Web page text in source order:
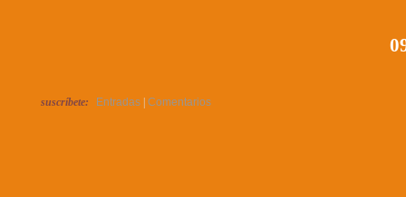
suscríbete: Entradas Comentarios